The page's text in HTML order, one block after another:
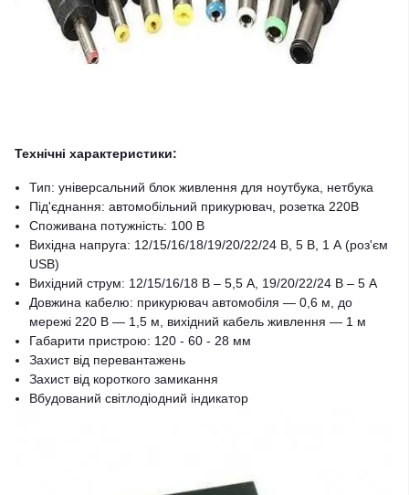
Технічні характеристики:
Тип: універсальний блок живлення для ноутбука, нетбука
Під'єднання: автомобільний прикурювач, розетка 220В
Споживана потужність: 100 В
Вихідна напруга: 12/15/16/18/19/20/22/24 В, 5 В, 1 А (роз'єм
USB)
Вихідний струм: 12/15/16/18 В – 5,5 А, 19/20/22/24 В – 5 А
Довжина кабелю: прикурювач автомобіля — 0,6 м, до
мережі 220 В — 1,5 м, вихідний кабель живлення — 1 м
Габарити пристрою: 120 - 60 - 28 мм
Захист від перевантажень
Захист від короткого замикання
Вбудований світлодіодний індикатор